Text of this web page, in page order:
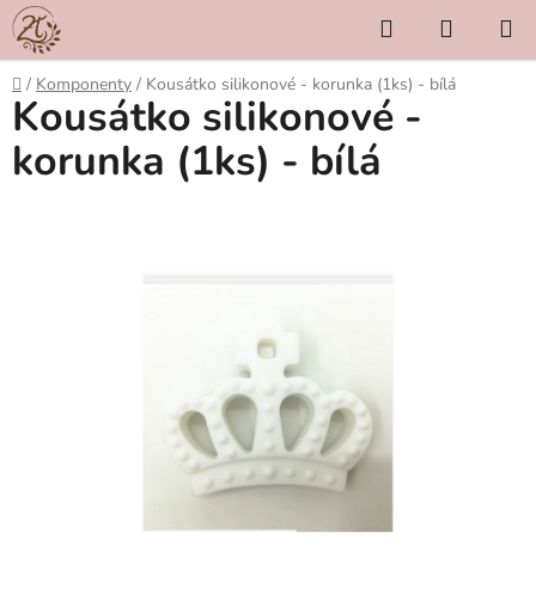
Přejít
na
obsah
Hledat
KOŠÍK
Domů
/ Komponenty / Kousátko silikonové - korunka (1ks) - bílá
Kousátko silikonové -
korunka (1ks) - bílá